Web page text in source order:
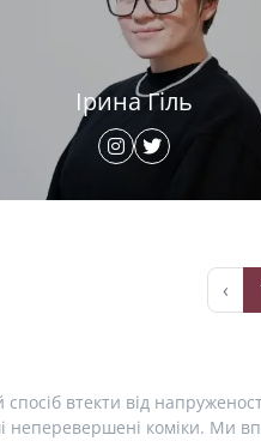
Ірина Гіль
‹
втекти від
коміки. Ми